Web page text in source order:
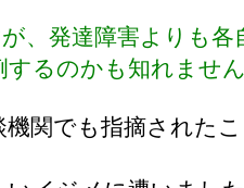
、発達障害よりも各
するのかも知れませ
機関でも指摘された